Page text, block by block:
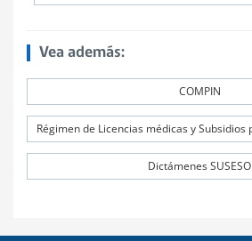
Vea además:
COMPIN
Dictámenes SUSESO